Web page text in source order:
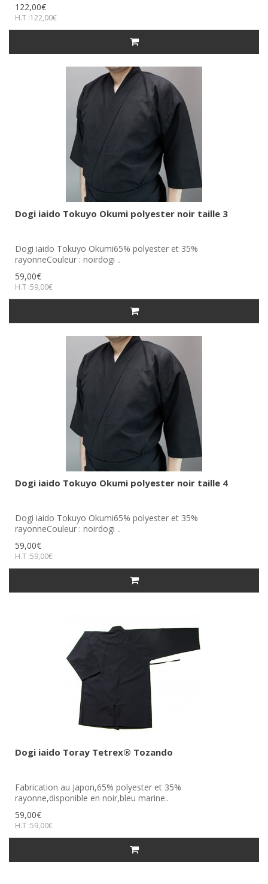
122,00€
H.T :122,00€
Dogi iaido Tokuyo Okumi polyester noir taille 3
Dogi iaido Tokuyo Okumi65% polyester et 35%
rayonneCouleur : noirdogi ..
59,00€
H.T :59,00€
Dogi iaido Tokuyo Okumi polyester noir taille 4
Dogi iaido Tokuyo Okumi65% polyester et 35%
rayonneCouleur : noirdogi ..
59,00€
H.T :59,00€
Dogi iaido Toray Tetrex® Tozando
Fabrication au Japon,65% polyester et 35%
rayonne,disponible en noir,bleu marine..
59,00€
H.T :59,00€